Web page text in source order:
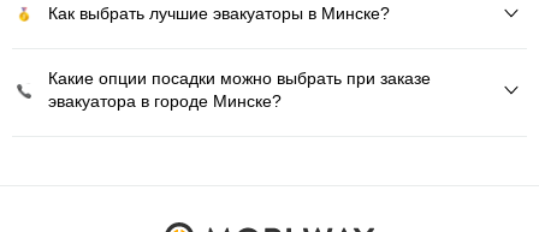
Как выбрать лучшие эвакуаторы в Минске?
Какие опции посадки можно выбрать при заказе
эвакуатора в городе Минске?